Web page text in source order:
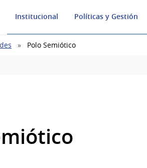
Institucional Políticas y Gestión
Polo Semiótico